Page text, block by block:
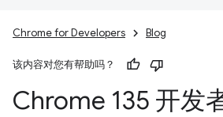
Chrome for Developers Blog
该内容对您有帮助吗？
Chrome 135 开发